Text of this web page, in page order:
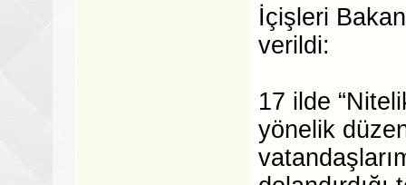
İçişleri
verildi:
17 ilde
yönelik